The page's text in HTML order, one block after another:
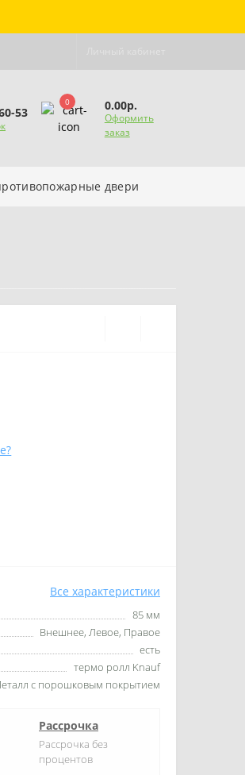
53
0 0.00р.
Оформить
заказ
двери
Все характеристики
85 мм
Внешнее, Левое, Правое
есть
термо ролл Knauf
с порошковым покрытием
Рассрочка
Рассрочка без
процентов